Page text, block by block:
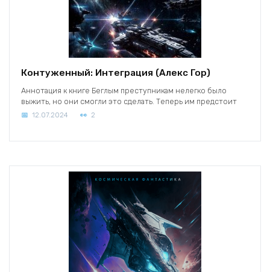
Контуженный: Интеграция (Алекс Гор)
Аннотация к книге Беглым преступникам нелегко было
выжить, но они смогли это сделать. Теперь им предстоит
12.07.2024 2